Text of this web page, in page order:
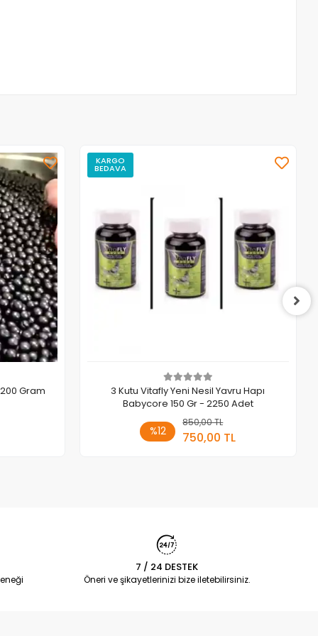
Gram
KARGO
BEDAVA
3 Kutu Vitafly Yeni Nesil Yavru Hapı
Babycore 150 Gr - 2250 Adet
%12
850,00 TL
750,00 TL
Sepete Ekle
7 / 24 DESTEK
Öneri ve şikayetlerinizi bize iletebilirsiniz.